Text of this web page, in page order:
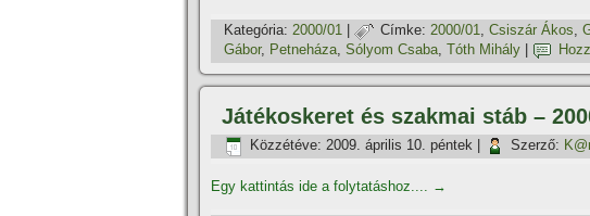
Kategória: 2000/01 Címke: 2000/01, Csiszár Ákos,
Gábor, Petneháza, Sólyom Csaba, Tóth Mihály
Játékoskeret és szakmai stáb –
Közzétéve: 2009. április 10. péntek Szerző:
Egy kattintás ide a folytatáshoz.... →